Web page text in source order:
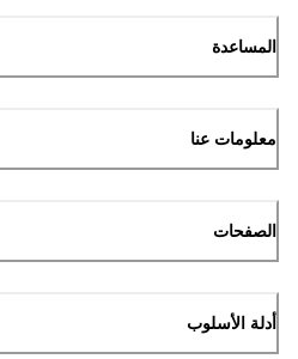
المساعدة
معلومات عنا
الصفحات
أدلة الأسلوب